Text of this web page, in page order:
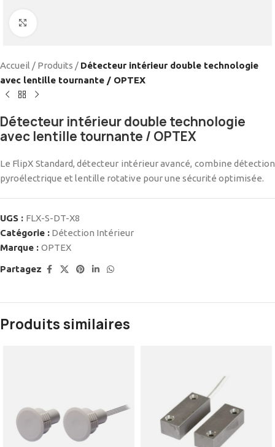
Accueil / Produits / Détecteur intérieur double technologie
avec lentille tournante / OPTEX
Détecteur intérieur double technologie
avec lentille tournante / OPTEX
Le FlipX Standard, détecteur intérieur avancé, combine détection
pyroélectrique et lentille rotative pour une sécurité optimisée.
UGS : FLX-S-DT-X8
Catégorie : Détection Intérieur
Marque : OPTEX
Partagez
Produits similaires